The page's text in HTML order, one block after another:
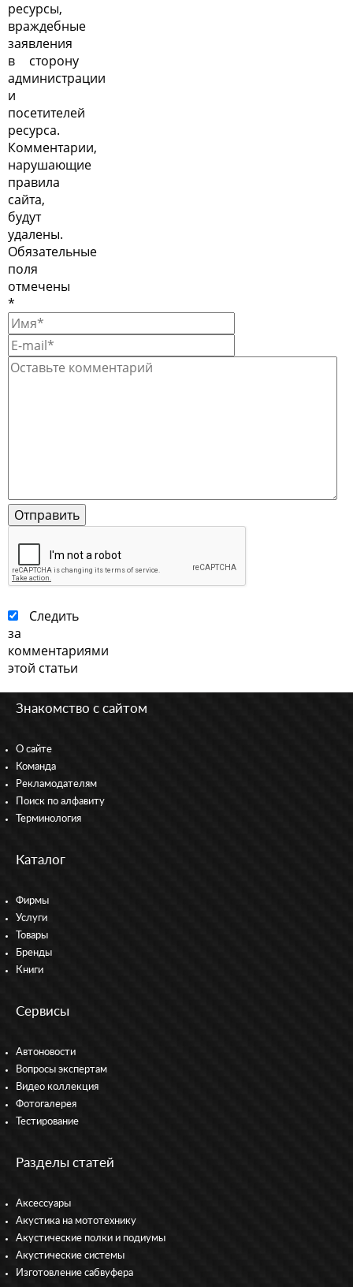
ресурсы,
враждебные
заявления
в сторону
администрации
и
посетителей
ресурса.
Комментарии,
нарушающие
правила
сайта,
будут
удалены.
Обязательные
поля
отмечены
*
Следить
за
комментариями
этой статьи
Знакомство с сайтом
О сайте
Команда
Рекламодателям
Поиск по алфавиту
Терминология
Каталог
Фирмы
Услуги
Товары
Бренды
Книги
Сервисы
Автоновости
Вопросы экспертам
Видео коллекция
Фотогалерея
Тестирование
Разделы статей
Аксессуары
Акустика на мототехнику
Акустические полки и подиумы
Акустические системы
Изготовление сабвуфера